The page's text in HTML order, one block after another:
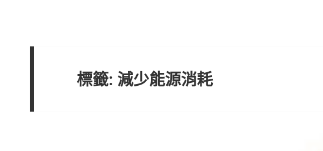
標籤: 減少能源消耗